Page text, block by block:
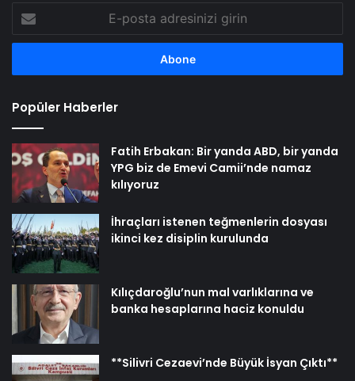
posta
adresinizi
Popüler Haberler
Fatih Erbakan: Bir yanda ABD, bir yanda
YPG biz de Emevi Camii’nde namaz
kılıyoruz
İhraçları istenen teğmenlerin dosyası
ikinci kez disiplin kurulunda
Kılıçdaroğlu’nun mal varlıklarına ve
banka hesaplarına haciz konuldu
**Silivri Cezaevi’nde Büyük İsyan Çıktı**